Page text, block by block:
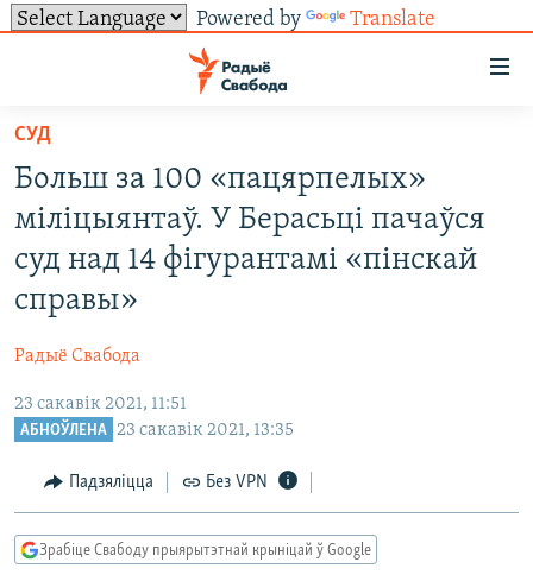
Powered by Translate
ўнівэрсальнага
доступу
Перайсьці
да
галоўнага
зьместу
Перайсьці
да
галоўнай
Перайсьці
да
ВАЙНА
КУЛЬТУРА
КНІГІ
МОВА
FACEBOOK
САЧЫЦЕ ЗА АБНАЎЛЕНЬНЯМІ
Усе сайты РС/РСЭ
СУД
Больш за 100 «пацярпелых»
міліцыянтаў. У Берасьці пачаўся
суд над 14 фігурантамі «пінскай
справы»
Радыё Свабода
23 сакавік 2021, 11:51
АБНОЎЛЕНА 23 сакавік 2021, 13:35
Падзяліцца Без VPN
Зрабіце Свабоду прыярытэтнай крыніцай ў Google